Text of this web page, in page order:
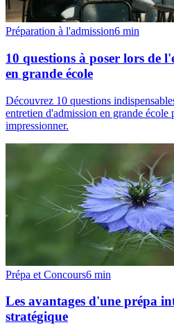
Préparation à l'admission6 min
10 questions à poser lors de
en grande école
Découvrez 10 questions
entretien d'admission en grande école
impressionner.
Prépa et Concours6 min
Les avantages d'une prépa
stratégique